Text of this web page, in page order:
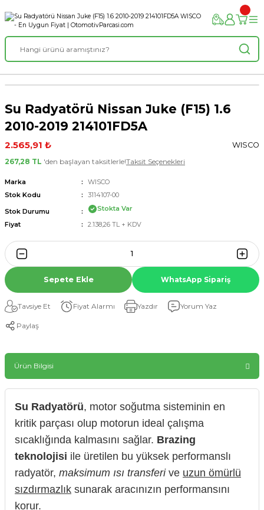
Su Radyatörü Nissan Juke (F15) 1.6
2010-2019 214101FD5A
2.565,91 ₺
WISCO
267,28 TL 'den başlayan taksitlerle!Taksit Seçenekleri
Marka
WISCO
Stok Kodu
3114107-00
Stok Durumu
Stokta Var
Fiyat
2.138,26 TL + KDV
Sepete Ekle WhatsApp Sipariş
Tavsiye Et Fiyat Alarmı Yazdır Yorum Yaz
Paylaş
Ürün Bilgisi
Su Radyatörü, motor soğutma sisteminin en
kritik parçası olup motorun ideal çalışma
sıcaklığında kalmasını sağlar. Brazing
teknolojisi ile üretilen bu yüksek performanslı
radyatör, maksimum ısı transferive uzun ömürlü
sızdırmazlık sunarak aracınızın performansını
korur.